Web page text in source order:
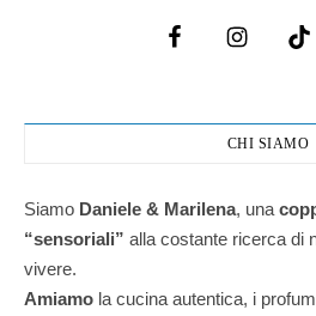
CHI SIAMO
Siamo Daniele & Marilena, una
“sensoriali” alla costante ricerca di
vivere.
Amiamo la cucina autentica, i